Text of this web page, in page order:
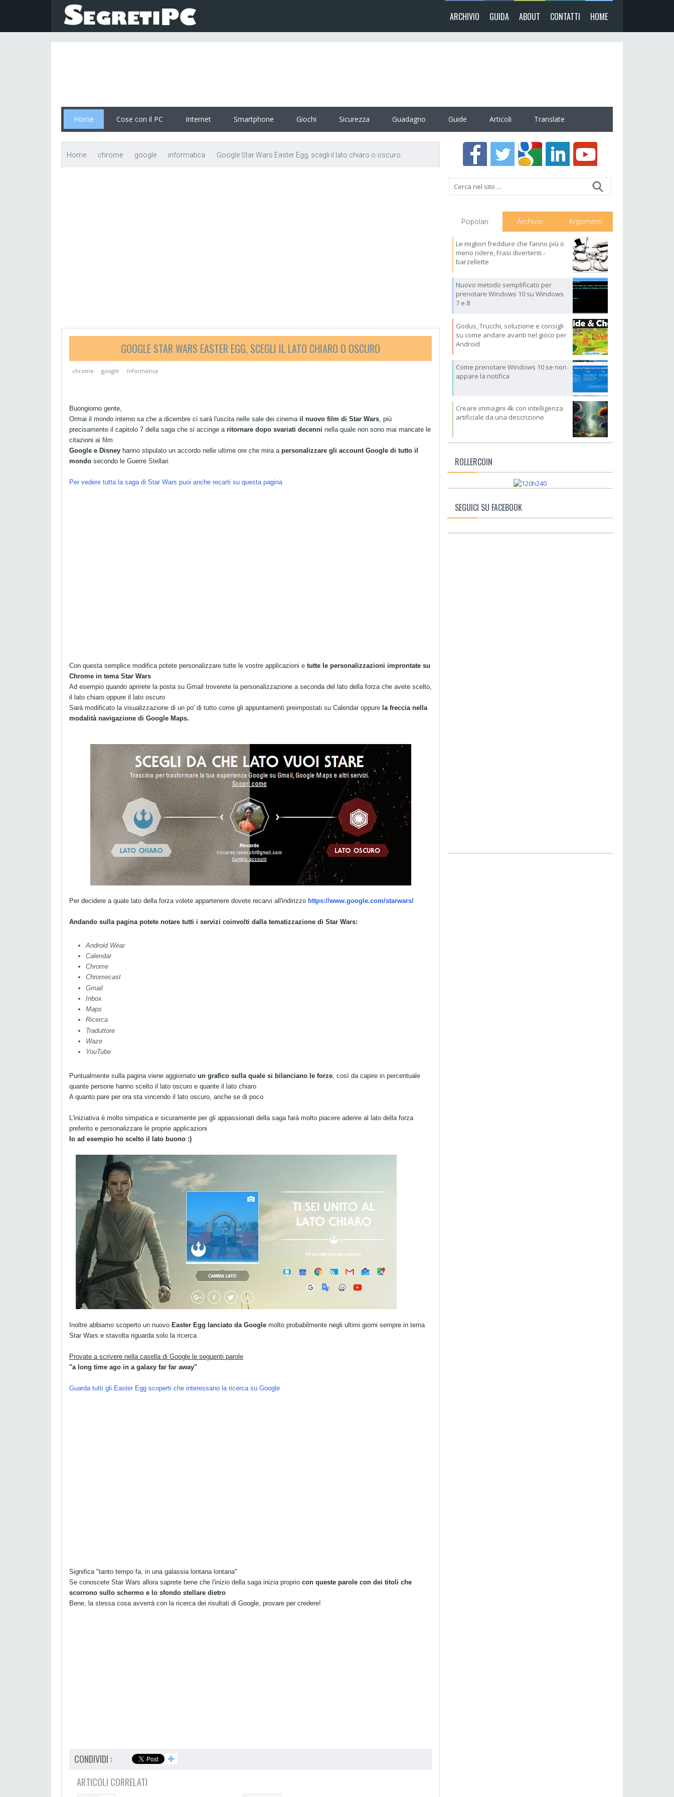
ARCHIVIO GUIDA ABOUT CONTATTI HOME
Home Cose con il PC Internet Smartphone Giochi Sicurezza Guadagno Guide Articoli Translate
Home chrome google informatica Google Star Wars Easter Egg, scegli il lato chiaro o oscuro
GOOGLE STAR WARS EASTER EGG, SCEGLI IL LATO CHIARO O OSCURO
chrome google informatica
Buongiorno gente,
Ormai il mondo interno sa che a dicembre ci sarà l'uscita nelle sale dei cinema il nuovo film di Star Wars, più
precisamente il capitolo 7 della saga che si accinge a ritornare dopo svariati decenni nella quale non sono mai mancate le
citazioni ai film
Google e Disney hanno stipulato un accordo nelle ultime ore che mira a personalizzare gli account Google di tutto il
mondo secondo le Guerre Stellari
Per vedere tutta la saga di Star Wars puoi anche recarti su questa pagina
Con questa semplice modifica potete personalizzare tutte le vostre applicazioni e tutte le personalizzazioni improntate su
Chrome in tema Star Wars
Ad esempio quando aprirete la posta su Gmail troverete la personalizzazione a seconda del lato della forza che avete scelto,
il lato chiaro oppure il lato oscuro
Sarà modificato la visualizzazione di un po' di tutto come gli appuntamenti preimpostati su Calendar oppure la freccia nella
modalità navigazione di Google Maps.
Per decidere a quale lato della forza volete appartenere dovete recarvi all'indirizzo https://www.google.com/starwars/
Andando sulla pagina potete notare tutti i servizi coinvolti dalla tematizzazione di Star Wars:
Android Wear
Calendar
Chrome
Chromecast
Gmail
Inbox
Maps
Ricerca
Traduttore
Waze
YouTube
Puntualmente sulla pagina viene aggiornato un grafico sulla quale si bilanciano le forze , così da capire in percentuale
quante persone hanno scelto il lato oscuro e quante il lato chiaro
A quanto pare per ora sta vincendo il lato oscuro, anche se di poco
L'iniziativa è molto simpatica e sicuramente per gli appassionati della saga farà molto piacere aderire al lato della forza
preferito e personalizzare le proprie applicazioni
Io ad esempio ho scelto il lato buono :)
Inoltre abbiamo scoperto un nuovo Easter Egg lanciato da Google molto probabilmente negli ultimi giorni sempre in tema
Star Wars e stavolta riguarda solo la ricerca
Provate a scrivere nella casella di Google le seguenti parole
"a long time ago in a galaxy far far away"
Guarda tutti gli Easter Egg scoperti che interessano la ricerca su Google
Significa "tanto tempo fa, in una galassia lontana lontana"
Se conoscete Star Wars allora saprete bene che l'inizio della saga inizia proprio con queste parole con dei titoli che
scorrono sullo schermo e lo sfondo stellare dietro
Bene, la stessa cosa avverrà con la ricerca dei risultati di Google, provare per credere!
CONDIVIDI : ✚
ARTICOLI CORRELATI
Popolari Archivio Argomenti
Le migliori freddure che fanno più o
meno ridere, Frasi divertenti -
barzellette
Nuovo metodo semplificato per
prenotare Windows 10 su Windows
7 e 8
Godus, Trucchi, soluzione e consigli
su come andare avanti nel gioco per
Android
Come prenotare Windows 10 se non
appare la notifica
Creare immagini 4k con intelligenza
artificiale da una descrizione
ROLLERCOIN
SEGUICI SU FACEBOOK